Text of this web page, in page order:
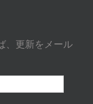
、更新をメール